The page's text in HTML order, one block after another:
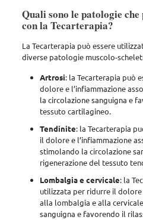
Quali sono le patologie
con la Tecarterapia?
La Tecarterapia può essere
diverse patologie muscolo-
Artrosi: la Tecarterapia può
dolore e l’infiammazione
la circolazione sanguigna e
tessuto cartilagineo.
Tendinite: la Tecarterapia
il dolore e l’infiammazione
stimolando la circolazione
rigenerazione del tessuto
Lombalgia e cervicale: la
utilizzata per ridurre il dolore
alla lombalgia e alla
sanguigna e favorendo il